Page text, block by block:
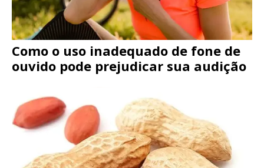
Como o uso inadequado de fone de
ouvido pode prejudicar sua audição